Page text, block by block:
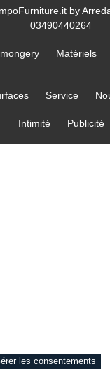
les consentements
by
03490440264
Matériels
Service
Intimité Publicité